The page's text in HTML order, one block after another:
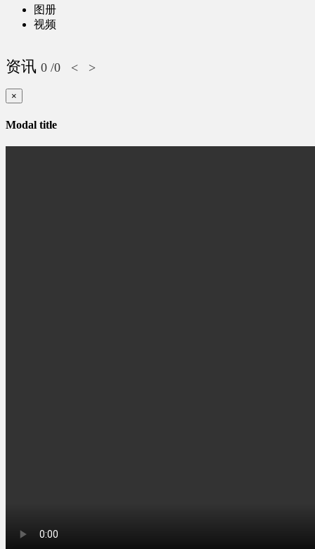
图册
视频
资讯 0 /0 < >
×
Modal title